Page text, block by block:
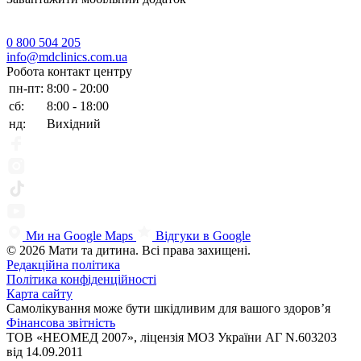
0 800 504 205
info@mdclinics.com.ua
Робота контакт центру
пн-пт: 8:00 - 20:00
сб:
8:00 - 18:00
нд:
Вихідний
Ми на Google Maps
Відгуки в Google
© 2026 Мати та дитина. Всі права захищені.
Редакційна політика
Політика конфіденційності
Карта сайту
Самолікування може бути шкідливим для вашого здоров’я
Фінансова звітність
ТОВ «НЕОМЕД 2007», ліцензія МОЗ України АГ N.603203
від 14.09.2011